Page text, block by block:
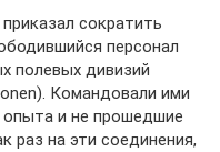
сократить
персонал
полевых дивизий
Командовали ими
и не прошедшие
раз на эти соединения,